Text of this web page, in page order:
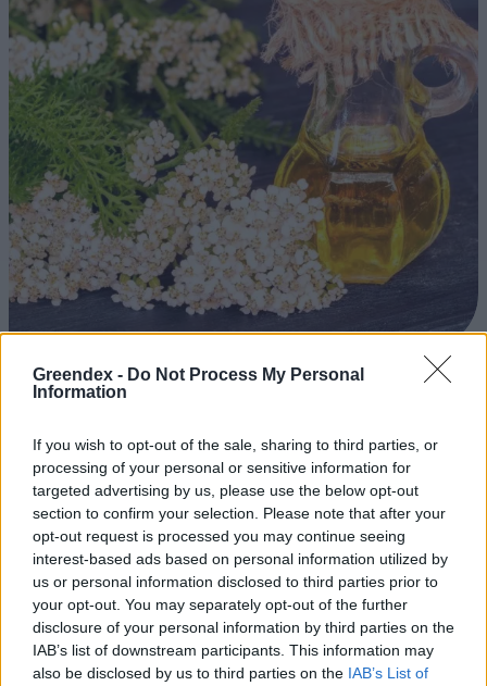
Greendex - Do Not Process My Personal
Information
If you wish to opt-out of the sale, sharing to third parties, or
processing of your personal or sensitive information for
targeted advertising by us, please use the below opt-out
section to confirm your selection. Please note that after your
opt-out request is processed you may continue seeing
interest-based ads based on personal information utilized by
us or personal information disclosed to third parties prior to
your opt-out. You may separately opt-out of the further
disclosure of your personal information by third parties on the
IAB’s list of downstream participants. This information may
also be disclosed by us to third parties on the IAB’s List of
Ezt a növényt már az őskorban is ismerték, a népi gyógyászatban
pedig ma is számos betegség ellen használják.
Születésnapi programokkal várja a
hétvégén a közönséget a 160 éves
Fővárosi Állatkert
ÉLŐ BOLYGÓNK
Szedd magad őszibarack: itt vannak
a legjobb lelőhelyek!